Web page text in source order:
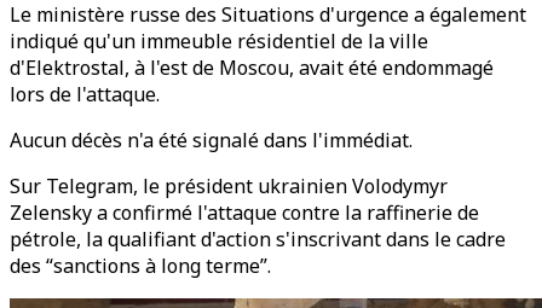
Le ministère russe des Situations d'urgence a également
indiqué qu'un immeuble résidentiel de la ville
d'Elektrostal, à l'est de Moscou, avait été endommagé
lors de l'attaque.
Aucun décès n'a été signalé dans l'immédiat.
Sur Telegram, le président ukrainien Volodymyr
Zelensky a confirmé l'attaque contre la raffinerie de
pétrole, la qualifiant d'action s'inscrivant dans le cadre
des “sanctions à long terme”.